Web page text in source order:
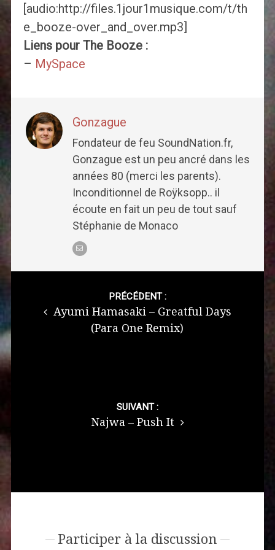
[audio:http://files.1jour1musique.com/t/th
e_booze-over_and_over.mp3]
Liens pour The Booze :
– MySpace
Gonzague
Fondateur de feu SoundNation.fr,
Gonzague est un peu ancré dans les
années 80 (merci les parents).
Inconditionnel de Roÿksopp.. il
écoute en fait un peu de tout sauf
Stéphanie de Monaco
PRÉCÉDENT :
Ayumi Hamasaki – Greatful Days
(Para One Remix)
SUIVANT :
Najwa – Push It
Participer à la discussion